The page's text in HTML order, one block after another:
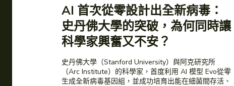
AI 首次從零設計出全新病毒：
史丹佛大學的突破，為何同時讓
科學家興奮又不安？
史丹佛大學（Stanford University）與阿克研究所
（Arc Institute）的科學家，首度利用 AI 模型 Evo從零
生成全新病毒基因組，並成功培育出能在細菌間存活、